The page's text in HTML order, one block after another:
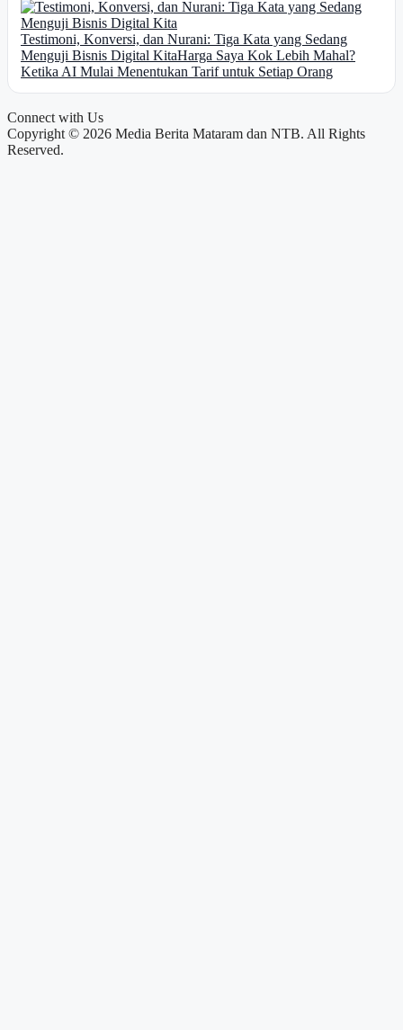
Testimoni, Konversi, dan Nurani: Tiga Kata yang Sedang
Menguji Bisnis Digital KitaHarga Saya Kok Lebih Mahal?
Ketika AI Mulai Menentukan Tarif untuk Setiap Orang
Connect with Us
Copyright © 2026 Media Berita Mataram dan NTB. All Rights
Reserved.